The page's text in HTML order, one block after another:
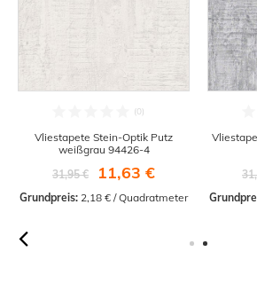
Vliestapete Stein-Optik Putz
weißgrau 94426-4
31,95 €
11,63 €
Grundpreis: 2,18 € / Quadratmeter